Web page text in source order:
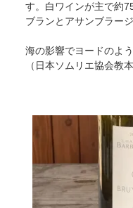
す。白ワインが主で約
ブランとアサンブラー
海の影響でヨードのよ
（日本ソムリエ協会教